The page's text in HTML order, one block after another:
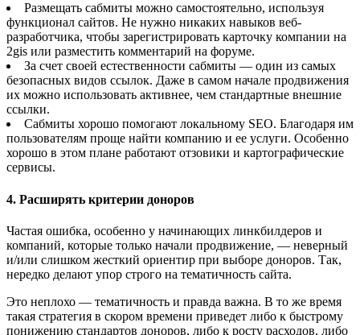
Размещать сабмиты можно самостоятельно, используя
функционал сайтов. Не нужно никаких навыков веб-
разработчика, чтобы зарегистрировать карточку компании на
2gis или разместить комментарий на форуме.
За счет своей естественности сабмиты — один из самых
безопасных видов ссылок. Даже в самом начале продвижения
их можно использовать активнее, чем стандартные внешние
ссылки.
Сабмиты хорошо помогают локальному SEO. Благодаря им
пользователям проще найти компанию и ее услуги. Особенно
хорошо в этом плане работают отзовики и картографические
сервисы.
4. Расширять критерии доноров
Частая ошибка, особенно у начинающих линкбилдеров и
компаний, которые только начали продвижение, — неверный
и/или слишком жесткий ориентир при выборе доноров. Так,
нередко делают упор строго на тематичность сайта.
Это неплохо — тематичность и правда важна. В то же время
такая стратегия в скором времени приведет либо к быстрому
понижению стандартов доноров, либо к росту расходов, либо